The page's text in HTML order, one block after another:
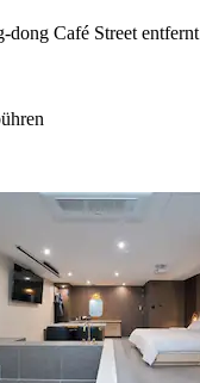
dong Café Street entfernt